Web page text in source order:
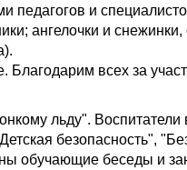
педагогов и
ангелочки и
Благодарим всех за
льду". Воспитатели
безопасность",
обучающие беседы и